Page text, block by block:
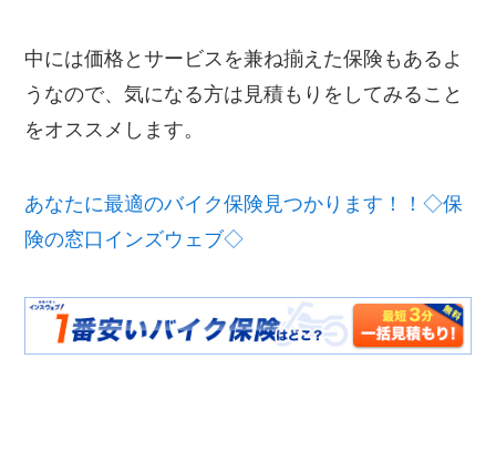
中には価格とサービスを兼ね揃えた保険もあるよ
うなので、気になる方は見積もりをしてみること
をオススメします。
あなたに最適のバイク保険見つかります！！◇保
険の窓口インズウェブ◇